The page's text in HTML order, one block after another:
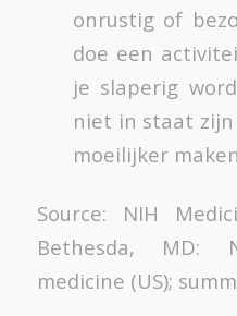
onrustig of
doe een
je slaperig
niet in staat
moeilijker
Source: NIH
Bethesda, MD:
medicine (US);